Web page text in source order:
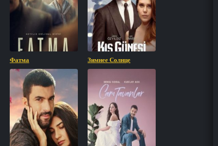
Фатма Зимнее Солнце